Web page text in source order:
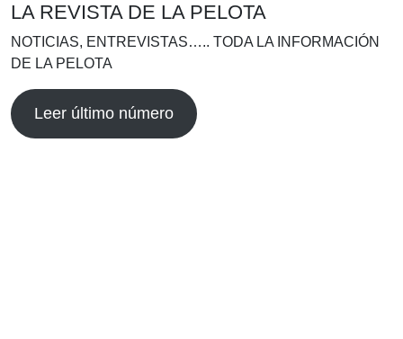
LA REVISTA DE LA PELOTA
NOTICIAS, ENTREVISTAS….. TODA LA INFORMACIÓN
DE LA PELOTA
Leer último número